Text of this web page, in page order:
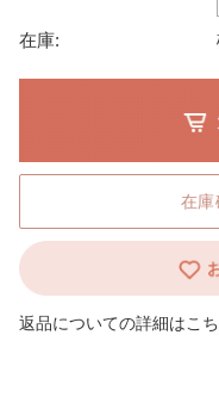
在庫:
在庫
返品についての詳細はこ